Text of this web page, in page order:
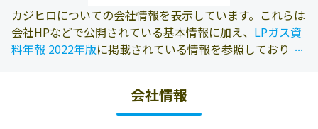
カジヒロについての会社情報を表示しています。これらは
会社HPなどで公開されている基本情報に加え、 LPガス資
料年報 2022年版に掲載されている情報を参照しておりま...
...
会社情報